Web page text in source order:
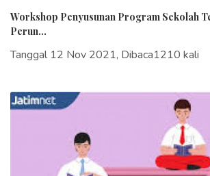
Workshop Penyusunan Program Sekolah
Perun...
Tanggal 12 Nov 2021, Dibaca1210 kali